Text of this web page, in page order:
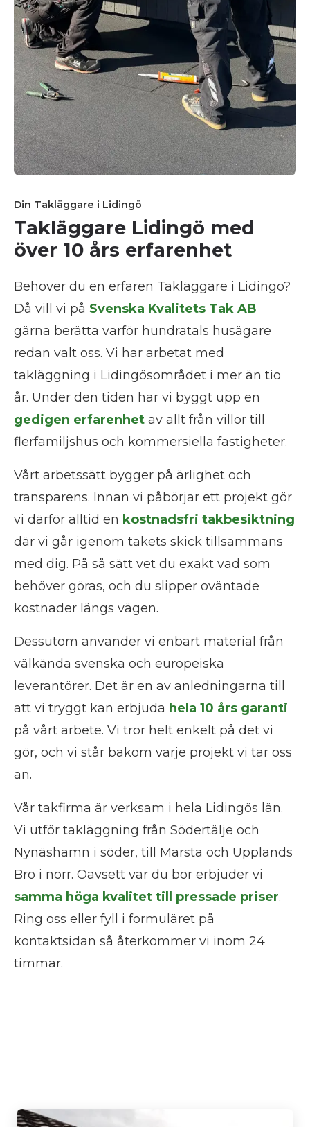
Din Takläggare i Lidingö
Takläggare Lidingö med
över 10 års erfarenhet
Behöver du en erfaren Takläggare i Lidingö?
Då vill vi på Svenska Kvalitets Tak AB
gärna berätta varför hundratals husägare
redan valt oss. Vi har arbetat med
takläggning i Lidingösområdet i mer än tio
år. Under den tiden har vi byggt upp en
gedigen erfarenhet av allt från villor till
flerfamiljshus och kommersiella fastigheter.
Vårt arbetssätt bygger på ärlighet och
transparens. Innan vi påbörjar ett projekt gör
vi därför alltid en kostnadsfri takbesiktning
där vi går igenom takets skick tillsammans
med dig. På så sätt vet du exakt vad som
behöver göras, och du slipper oväntade
kostnader längs vägen.
Dessutom använder vi enbart material från
välkända svenska och europeiska
leverantörer. Det är en av anledningarna till
att vi tryggt kan erbjuda hela 10 års garanti
på vårt arbete. Vi tror helt enkelt på det vi
gör, och vi står bakom varje projekt vi tar oss
an.
Vår takfirma är verksam i hela Lidingös län.
Vi utför takläggning från Södertälje och
Nynäshamn i söder, till Märsta och Upplands
Bro i norr. Oavsett var du bor erbjuder vi
samma höga kvalitet till pressade priser.
Ring oss eller fyll i formuläret på
kontaktsidan så återkommer vi inom 24
timmar.